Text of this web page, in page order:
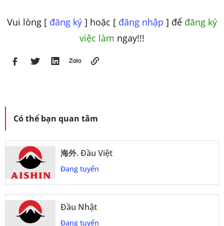
Vui lòng [ đăng ký ] hoặc [ đăng nhập ] để đăng ký
việc làm ngay!!!
Có thể bạn quan tâm
海外. Đầu Việt
Đang tuyển
Đầu Nhật
Đang tuyển